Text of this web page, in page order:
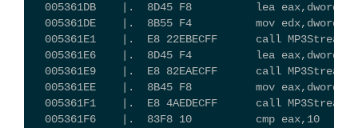
005361DB    |.  8D45 F8          lea
005361DE    |.  8B55 F4          mov
005361E1    |.  E8 22EBECFF      call
005361E6    |.  8D45 F4          lea eax,dword
005361E9    |.  E8 82EAECFF      call
005361EE    |.  8B45 F8          mov
005361F1    |.  E8 4AEDECFF      call
005361F6    |.  83F8 10          cmp eax,10